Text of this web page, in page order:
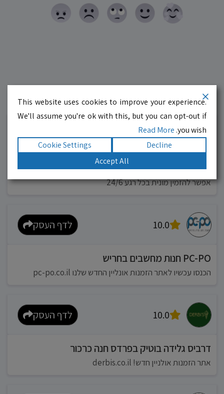
עסקים מומלצים!רוצים גם? לחצו כאן
10.0 לדף העסק
מוניות רחובות בילו
אפשר להזמין מונית בכל רגע 24/6
10.0 לדף העסק
PC-PO חנות מחשבים בחריש
הכנסו עכשיו לאתר הזמנות אונליין החדש שלנו pc-po.co.il
10.0 לדף העסק
דרביס גלידה בוטיק בפרדס חנה כרכור
אתר הזמנות אולניין חדש! derbis.co.il
This website uses cookies to improve your experience.
We'll assume you're ok with this, but you can opt-out if
you wish.
Read More
Decline
Cookie Settings
Accept All